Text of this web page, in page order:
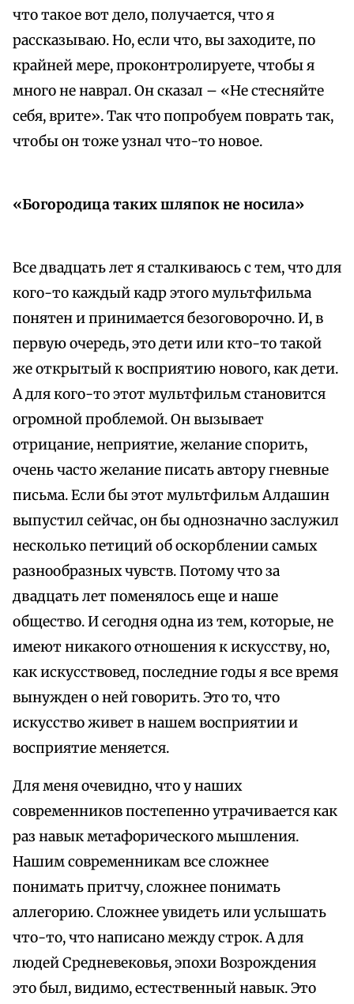
что такое вот дело, получается, что я
рассказываю. Но, если что, вы заходите, по
крайней мере, проконтролируете, чтобы я
много не наврал. Он сказал – «Не стесняйте
себя, врите». Так что попробуем поврать так,
чтобы он тоже узнал что-то новое.
«Богородица таких шляпок не носила»
Все двадцать лет я сталкиваюсь с тем, что для
кого-то каждый кадр этого мультфильма
понятен и принимается безоговорочно. И, в
первую очередь, это дети или кто-то такой
же открытый к восприятию нового, как дети.
А для кого-то этот мультфильм становится
огромной проблемой. Он вызывает
отрицание, неприятие, желание спорить,
очень часто желание писать автору гневные
письма. Если бы этот мультфильм Алдашин
выпустил сейчас, он бы однозначно заслужил
несколько петиций об оскорблении самых
разнообразных чувств. Потому что за
двадцать лет поменялось еще и наше
общество. И сегодня одна из тем, которые, не
имеют никакого отношения к искусству, но,
как искусствовед, последние годы я все время
вынужден о ней говорить. Это то, что
искусство живет в нашем восприятии и
восприятие меняется.
Для меня очевидно, что у наших
современников постепенно утрачивается как
раз навык метафорического мышления.
Нашим современникам все сложнее
понимать притчу, сложнее понимать
аллегорию. Сложнее увидеть или услышать
что-то, что написано между строк. А для
людей Средневековья, эпохи Возрождения
это был, видимо, естественный навык. Это